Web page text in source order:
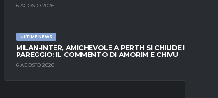
6 AGOSTO 2026
ULTIME NEWS
MILAN-INTER, AMICHEVOLE A PERTH SI CHIUDE IN
PAREGGIO: IL COMMENTO DI AMORIM E CHIVU
6 AGOSTO 2026